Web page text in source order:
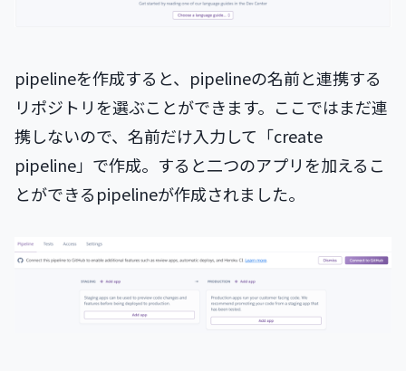
pipelineを作成すると、pipelineの名前と連携する
リポジトリを選ぶことができます。ここではまだ連
携しないので、名前だけ入力して「create
pipeline」で作成。すると二つのアプリを加えるこ
とができるpipelineが作成されました。